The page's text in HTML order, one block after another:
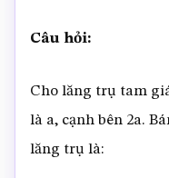
Câu hỏi:
Cho lăng trụ tam
là a, cạnh bên 2a.
lăng trụ là: